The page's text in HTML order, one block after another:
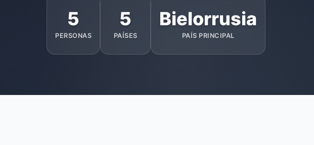
5
PERSONAS
5
PAÍSES
Bielorrusia
PAÍS PRINCIPAL